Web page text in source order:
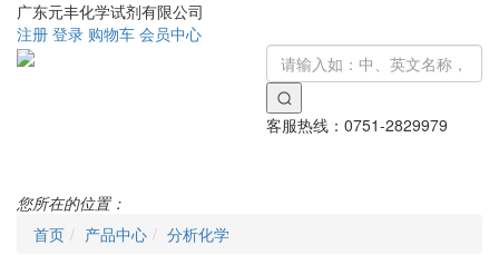
广东元丰化学试剂有限公司
注册 登录 购物车 会员中心
客服热线： 0751-2829979
您所在的位置：
首页
产品中心 分析化学